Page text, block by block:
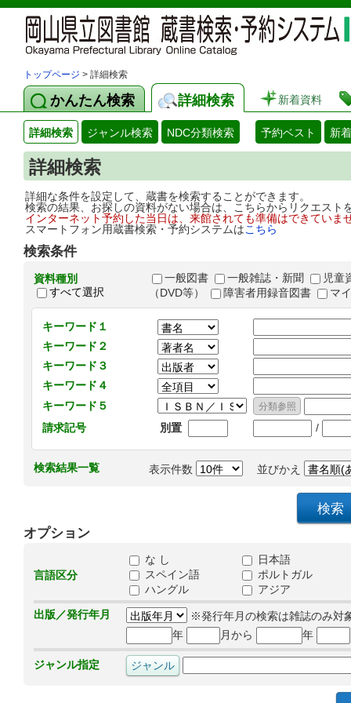
トップページ > 詳細検索
かんたん検索 詳細検索 新着資料
詳細検索 ジャンル検索 NDC分類検索 予約ベスト 新
詳細検索
詳細な条件を設定して、蔵書を検索することができます。
検索の結果、お探しの資料がない場合は、こちらからリクエス
インターネット予約した当日は、来館されても準備はできてい
スマートフォン用蔵書検索・予約システムはこちら
検索条件
資料種別
すべて選択
一般図書 一般雑誌・新聞
児童
（DVD等）
障害者用録音図書 マ
キーワード１
キーワード２
キーワード３
キーワード４
キーワード５
請求記号
別置 /
検索結果一覧 表示件数 並びかえ
オプション
言語区分
な し
日本語
スペイン語
ポルトガル
ハングル
アジア
出版／発行年月
※発行年月の検索は雑誌のみ対
年
月から 年
ジャンル指定